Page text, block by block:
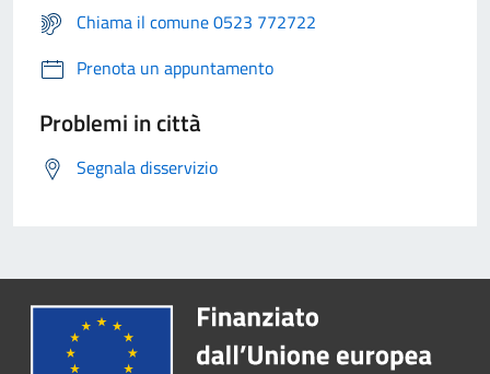
Chiama il comune 0523 772722
Prenota un appuntamento
Problemi in città
Segnala disservizio